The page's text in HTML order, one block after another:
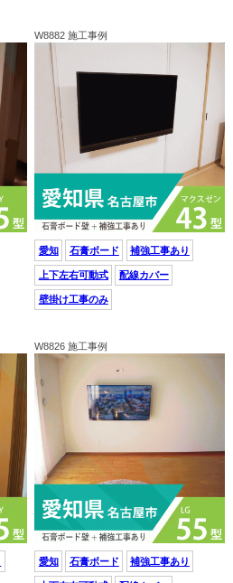
W8882 施工事例
愛知 石膏ボード 補強工事あり
上下左右可動式 配線カバー
壁掛け工事のみ
W8826 施工事例
愛知 石膏ボード 補強工事あり